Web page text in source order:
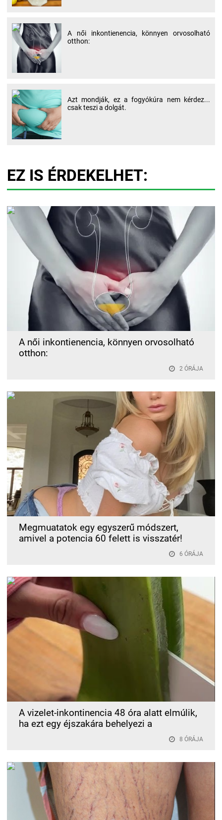
A női inkontienencia, könnyen orvosolható
otthon:
Azt mondják, ez a fogyókúra nem kérdez...
csak teszi a dolgát.
EZ IS ÉRDEKELHET:
A női inkontienencia, könnyen orvosolható
otthon:
2 ÓRÁJA
Megmuatatok egy egyszerű módszert,
amivel a potencia 60 felett is visszatér!
6 ÓRÁJA
A vizelet-inkontinencia 48 óra alatt elmúlik,
ha ezt egy éjszakára behelyezi a
8 ÓRÁJA